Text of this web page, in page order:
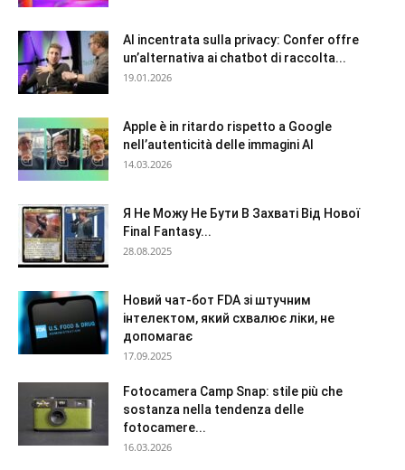
AI incentrata sulla privacy: Confer offre
un’alternativa ai chatbot di raccolta...
19.01.2026
Apple è in ritardo rispetto a Google
nell’autenticità delle immagini AI
14.03.2026
Я Не Можу Не Бути В Захваті Від Нової
Final Fantasy...
28.08.2025
Новий чат-бот FDA зі штучним
інтелектом, який схвалює ліки, не
допомагає
17.09.2025
Fotocamera Camp Snap: stile più che
sostanza nella tendenza delle
fotocamere...
16.03.2026